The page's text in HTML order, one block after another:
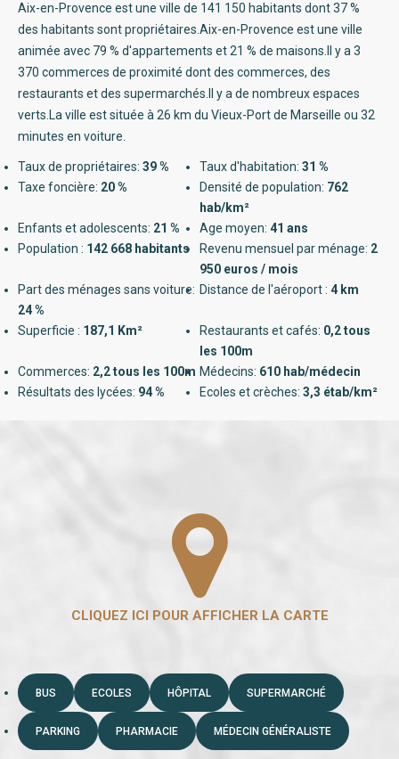
Aix-en-Provence est une ville de 141 150 habitants dont 37 %
des habitants sont propriétaires.Aix-en-Provence est une ville
animée avec 79 % d'appartements et 21 % de maisons.Il y a 3
370 commerces de proximité dont des commerces, des
restaurants et des supermarchés.Il y a de nombreux espaces
verts.La ville est située à 26 km du Vieux-Port de Marseille ou 32
minutes en voiture.
Taux de propriétaires: 39 % Taux d'habitation: 31 %
Taxe foncière: 20 % Densité de population: 762
hab/km²
Enfants et adolescents: 21 % Age moyen: 41 ans
Population : 142 668 habitants Revenu mensuel par ménage: 2
950 euros / mois
Part des ménages sans voiture:
24 %
Distance de l'aéroport : 4 km
Superficie : 187,1 Km² Restaurants et cafés: 0,2 tous
les 100m
Commerces: 2,2 tous les 100m Médecins: 610 hab/médecin
Résultats des lycées: 94 % Ecoles et crèches: 3,3 étab/km²
BUS ECOLES HÔPITAL SUPERMARCHÉ
PARKING PHARMACIE MÉDECIN GÉNÉRALISTE